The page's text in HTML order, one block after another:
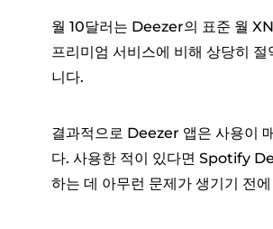
월 10달러는 Deezer의 표준 월
프리미엄 서비스에 비해 상당히 절
니다.
결과적으로 Deezer 앱은 사용이
다. 사용한 적이 있다면 Spotify
하는 데 아무런 문제가 생기기 전